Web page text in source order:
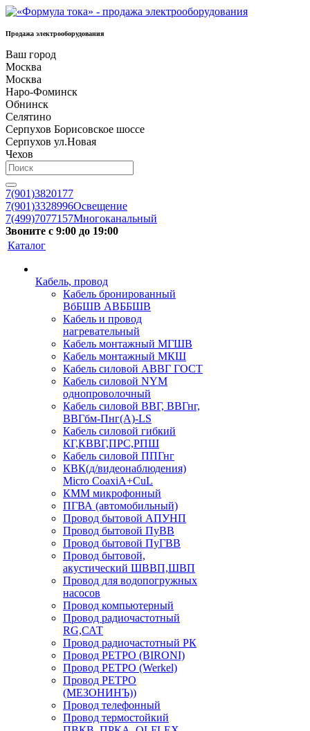
Продажа электрооборудования
Ваш город
Москва
Москва
Наро-Фоминск
Обнинск
Селятино
Серпухов Борисовское шоссе
Серпухов ул.Новая
Чехов
7(901)3820177
7(901)3328996Освещение
7(499)7077157Многоканальный
Звоните с 9:00 до 19:00
Каталог
Кабель, провод
Кабель бронированный
ВбБШВ АВББШВ
Кабель и провод
нагревательный
Кабель монтажный МГШВ
Кабель монтажный МКШ
Кабель силовой АВВГ ГОСТ
Кабель силовой NYM
однопроволочный
Кабель силовой ВВГ, ВВГнг,
ВВГбм-Пнг(А)-LS
Кабель силовой гибкий
КГ,КВВГ,ПРС,РПШ
Кабель силовой ППГнг
КВК(д/видеонаблюдения)
Micro CoaxiA+CuL
КММ микрофонный
ПГВА (автомобильный)
Провод бытовой АПУНП
Провод бытовой ПуВВ
Провод бытовой ПуГВВ
Провод бытовой,
акустический ШВВП,ШВП
Провод для водопогружных
насосов
Провод компьютерный
Провод радиочастотный
RG,САТ
Провод радиочастотный РК
Провод РЕТРО (BIRONI)
Провод РЕТРО (Werkel)
Провод РЕТРО
(МЕЗОНИНЪ))
Провод телефонный
Провод термостойкий